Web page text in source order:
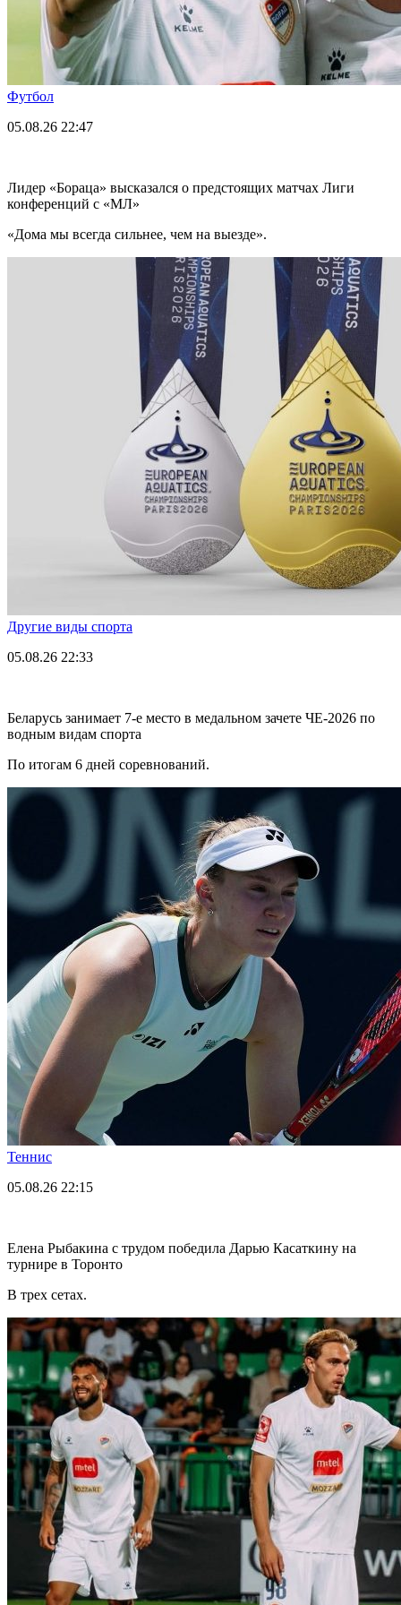
Футбол
05.08.26 22:47
Лидер «Бораца» высказался о предстоящих матчах Лиги
конференций с «МЛ»
«Дома мы всегда сильнее, чем на выезде».
Другие виды спорта
05.08.26 22:33
Беларусь занимает 7-е место в медальном зачете ЧЕ-2026 по
водным видам спорта
По итогам 6 дней соревнований.
Теннис
05.08.26 22:15
Елена Рыбакина с трудом победила Дарью Касаткину на
турнире в Торонто
В трех сетах.